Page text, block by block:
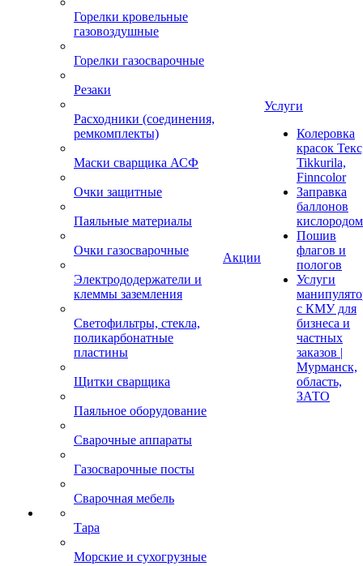
Горелки кровельные
газовоздушные
Горелки газосварочные
Резаки
Расходники (соединения,
ремкомплекты)
Маски сварщика АСФ
Очки защитные
Паяльные материалы
Очки газосварочные
Электрододержатели и
клеммы заземления
Светофильтры, стекла,
поликарбонатные
пластины
Щитки сварщика
Паяльное оборудование
Сварочные аппараты
Газосварочные посты
Сварочная мебель
Тара
Морские и сухогрузные
Акции
Услуги
Колеровка
красок
Tikkurila,
Finncolor
Заправка
баллонов
кислородом
Пошив
флагов и
пологов
Услуги
с КМУ для
бизнеса и
частных
заказов |
Мурманск,
область,
ЗАТО